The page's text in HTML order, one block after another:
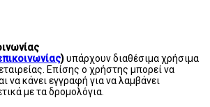
)υπάρχουν διαθέσιμα χρήσιμα
Επίσης ο χρήστης μπορεί να
να κάνει εγγραφή για να λαμβάνει
με τα δρομολόγια.